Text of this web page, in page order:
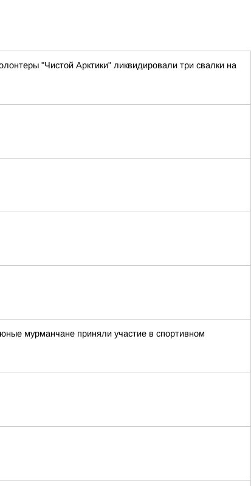
"Чистой Арктики" ликвидировали три свалки на
мурманчане приняли участие в спортивном